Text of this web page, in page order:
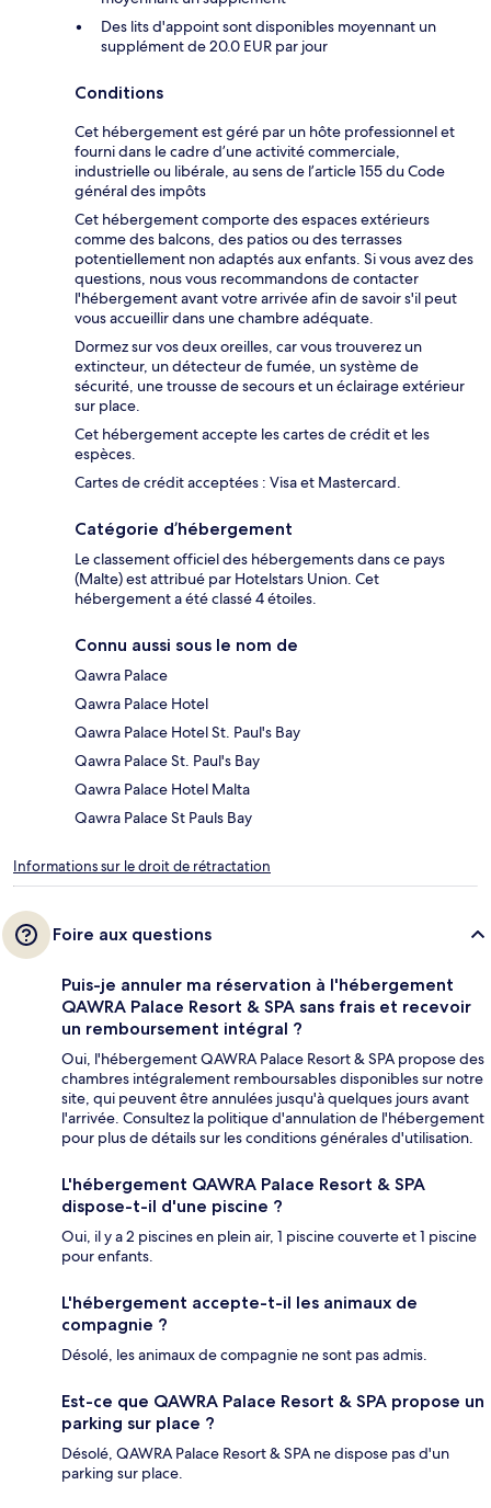
Des lits d'appoint sont disponibles moyennant un
supplément de 20.0 EUR par jour
Conditions
Cet hébergement est géré par un hôte professionnel et
fourni dans le cadre d’une activité commerciale,
industrielle ou libérale, au sens de l’article 155 du Code
général des impôts
Cet hébergement comporte des espaces extérieurs
comme des balcons, des patios ou des terrasses
potentiellement non adaptés aux enfants. Si vous avez des
questions, nous vous recommandons de contacter
l'hébergement avant votre arrivée afin de savoir s'il peut
vous accueillir dans une chambre adéquate.
Dormez sur vos deux oreilles, car vous trouverez un
extincteur, un détecteur de fumée, un système de
sécurité, une trousse de secours et un éclairage extérieur
sur place.
Cet hébergement accepte les cartes de crédit et les
espèces.
Cartes de crédit acceptées : Visa et Mastercard.
Catégorie d’hébergement
Le classement officiel des hébergements dans ce pays
(Malte) est attribué par Hotelstars Union. Cet
hébergement a été classé 4 étoiles.
Connu aussi sous le nom de
Qawra Palace
Qawra Palace Hotel
Qawra Palace Hotel St. Paul's Bay
Qawra Palace St. Paul's Bay
Qawra Palace Hotel Malta
Qawra Palace St Pauls Bay
Informations sur le droit de rétractation
Foire aux questions
Puis-je annuler ma réservation à l'hébergement
QAWRA Palace Resort & SPA sans frais et recevoir
un remboursement intégral ?
Oui, l'hébergement QAWRA Palace Resort & SPA propose des
chambres intégralement remboursables disponibles sur notre
site, qui peuvent être annulées jusqu'à quelques jours avant
l'arrivée. Consultez la politique d'annulation de l'hébergement
pour plus de détails sur les conditions générales d'utilisation.
L'hébergement QAWRA Palace Resort & SPA
dispose-t-il d'une piscine ?
Oui, il y a 2 piscines en plein air, 1 piscine couverte et 1 piscine
pour enfants.
L'hébergement accepte-t-il les animaux de
compagnie ?
Désolé, les animaux de compagnie ne sont pas admis.
Est-ce que QAWRA Palace Resort & SPA propose un
parking sur place ?
Désolé, QAWRA Palace Resort & SPA ne dispose pas d'un
parking sur place.